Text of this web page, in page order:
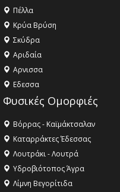
Πέλλα
Κρύα Βρύση
Σκύδρα
Αριδαία
Aρνισσα
Eδεσσα
Φυσικές Ομορφιές
Βόρρας - Καϊμάκτσαλαν
Καταρράκτες Έδεσσας
Λουτράκι - Λουτρά
Υδροβιότοπος Άγρα
Λίμνη Βεγορίτιδα